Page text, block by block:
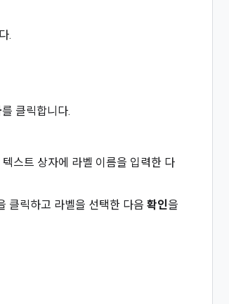
.
를 클릭합니다.
텍스트 상자에 라벨 이름을 입력한 다
클릭하고 라벨을 선택한 다음 확인을